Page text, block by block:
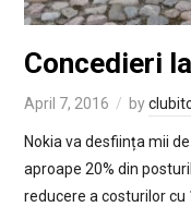
Concedieri
April 7, 2016 by
Nokia va desființa mii
aproape 20% din
reducere a costurilor cu